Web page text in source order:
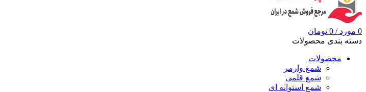
0 مورد /
0 تومان
دسته بندی محصولات
محصولات
شمع وارمر
شمع قلمی
شمع استوانه ای